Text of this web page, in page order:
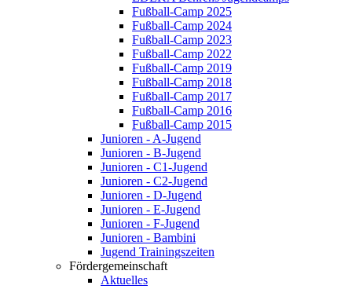
Fußball-Camp 2025
Fußball-Camp 2024
Fußball-Camp 2023
Fußball-Camp 2022
Fußball-Camp 2019
Fußball-Camp 2018
Fußball-Camp 2017
Fußball-Camp 2016
Fußball-Camp 2015
Junioren - A-Jugend
Junioren - B-Jugend
Junioren - C1-Jugend
Junioren - C2-Jugend
Junioren - D-Jugend
Junioren - E-Jugend
Junioren - F-Jugend
Junioren - Bambini
Jugend Trainingszeiten
Fördergemeinschaft
Aktuelles